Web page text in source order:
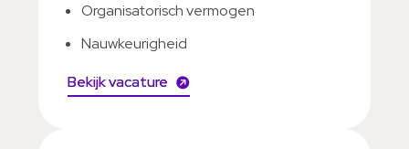
Organisatorisch vermogen
Nauwkeurigheid
Bekijk vacature